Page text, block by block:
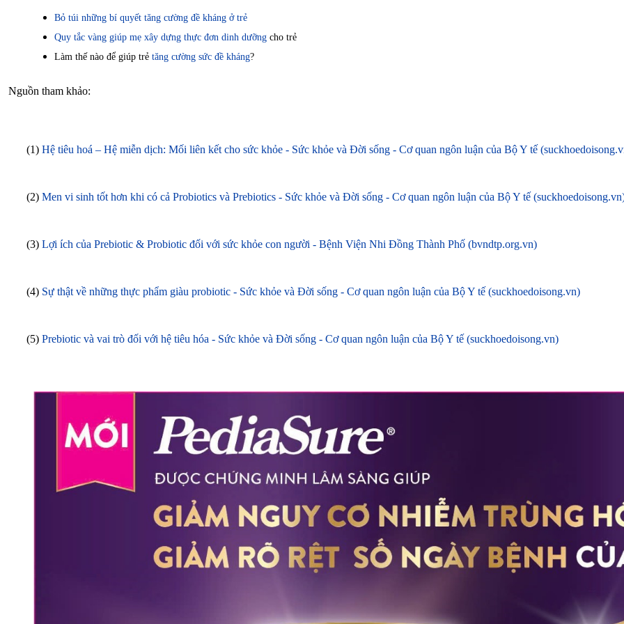
Bỏ túi những bí quyết tăng cường đề kháng ở trẻ
Quy tắc vàng giúp mẹ xây dựng thực đơn dinh dưỡng cho trẻ
Làm thế nào để giúp trẻ tăng cường sức đề kháng?
Nguồn tham khảo:
(1) Hệ tiêu hoá – Hệ miễn dịch: Mối liên kết cho sức khỏe - Sức khỏe và Đời sống - Cơ quan ngôn luận của Bộ Y tế
(2) Men vi sinh tốt hơn khi có cả Probiotics và Prebiotics - Sức khỏe và Đời sống - Cơ quan ngôn luận của Bộ Y tế
(3) Lợi ích của Prebiotic & Probiotic đối với sức khỏe con người - Bệnh Viện Nhi Đồng Thành Phố (bvndtp.org.vn)
(4) Sự thật về những thực phẩm giàu probiotic - Sức khỏe và Đời sống - Cơ quan ngôn luận của Bộ Y tế (suckhoedoisong.vn)
(5) Prebiotic và vai trò đối với hệ tiêu hóa - Sức khỏe và Đời sống - Cơ quan ngôn luận của Bộ Y tế (suckhoedoisong.vn)